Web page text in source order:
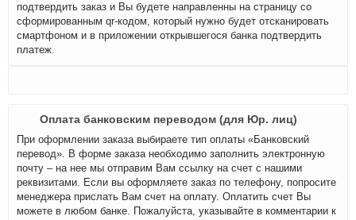
подтвердить заказ и Вы будете направленны на страницу со
сформированным qr-кодом, который нужно будет отсканировать
смартфоном и в приложении открывшегося банка подтвердить
платеж.
Оплата банковским переводом (для Юр. лиц)
При оформлении заказа выбираете тип оплаты «Банковский
перевод». В форме заказа необходимо заполнить электронную
почту – на нее мы отправим Вам ссылку на счет с нашими
реквизитами. Если вы оформляете заказ по телефону, попросите
менеджера прислать Вам счет на оплату. Оплатить счет Вы
можете в любом банке. Пожалуйста, указывайте в комментарии к